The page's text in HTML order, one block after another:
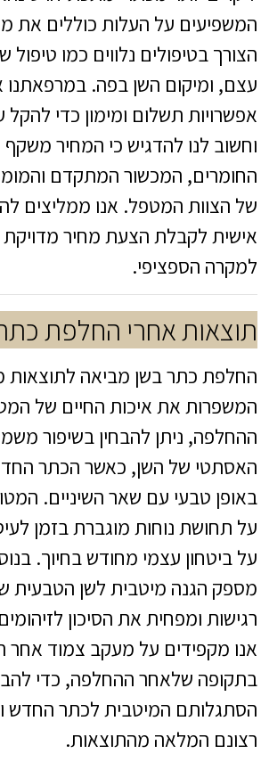
המשפיעים על העלות כוללים את
הצורך בטיפולים נלווים כמו
עצם, ומיקום השן בפה. במרפאתנו
אפשרויות תשלום ומימון כדי
וחשוב לנו להדגיש כי המחיר
החומרים, המכשור המתקדם
של הצוות המטפל. אנו ממליצים
אישית לקבלת הצעת מחיר
למקרה הספציפי.
תוצאות אחרי החלפת
החלפת כתר בשן מביאה לתוצאות
המשפרות את איכות החיים של
ההחלפה, ניתן להבחין בשיפור
האסתטי של השן, כאשר הכתר
באופן טבעי עם שאר השיניים.
על תחושת נוחות מוגברת בזמן
על ביטחון עצמי מחודש בחיוך.
מספק הגנה מיטבית לשן הטבעית
רגישות ומפחית את הסיכון
אנו מקפידים על מעקב צמוד אחר
בתקופה שלאחר ההחלפה, כדי
הסתגלותם המיטבית לכתר החדש
רצונם המלאה מהתוצאות.